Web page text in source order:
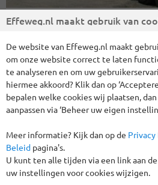
Wat is het verschil
Vaak krijgen wij van Effeweg.nl de
tussen een Tourist Class touringcar
touringcar. Speciaal voor u hebben
waar de verschillen tussen beide
worden gemaakt.
Er zijn twee noemenswaardige
soorten touringcars. Het verschil wat
merkt is het verschil in beenruimte.
touringcar heeft u 75cm ruimte voor
Effeweg.nl maakt gebruik van
De website van Effeweg.nl maakt
om onze website correct te laten
te analyseren en om uw
hiermee akkoord? Klik dan op
bepalen welke cookies wij plaatsen,
aanpassen via ‘Beheer uw eigen
Meer informatie? Kijk dan op de
Beleid pagina's.
U kunt ten alle tijden via een link aan
uw instellingen voor cookies wijzigen.